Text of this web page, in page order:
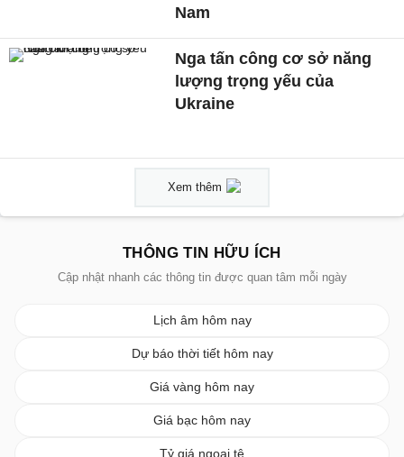
Nam
Nga tấn công cơ sở năng
lượng trọng yếu của
Ukraine
Xem thêm
THÔNG TIN HỮU ÍCH
Cập nhật nhanh các thông tin được quan tâm mỗi ngày
Lịch âm hôm nay
Dự báo thời tiết hôm nay
Giá vàng hôm nay
Giá bạc hôm nay
Tỷ giá ngoại tệ